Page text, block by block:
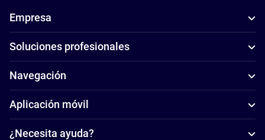
Empresa
Soluciones profesionales
Navegación
Aplicación móvil
¿Necesita ayuda?